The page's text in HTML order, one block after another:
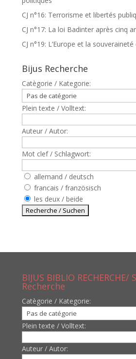
CJ n°16: Terrorisme et libertés
CJ n°17: La loi Badinter après cinq
CJ n°19: L’Europe et la
Bijus Recherche
Catègorie / Kategorie:
Plein texte / Volltext:
Auteur / Autor:
Mot clef / Schlagwort:
allemand / deutsch
francais / französisch
les deux / beide
BIJUS BIBLIO RECHERCHE/
Recherche
Catègorie / Kategorie:
Plein texte / Volltext:
Auteur / Autor: